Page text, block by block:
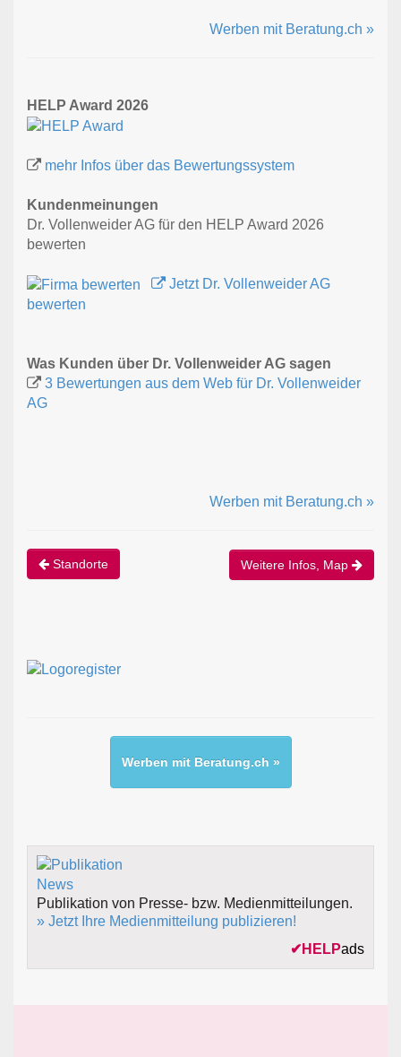
Werben mit Beratung.ch »
HELP Award 2026
mehr Infos über das Bewertungssystem
Kundenmeinungen
Dr. Vollenweider AG für den HELP Award 2026
bewerten
Jetzt Dr. Vollenweider AG
bewerten
Was Kunden über Dr. Vollenweider AG sagen
3 Bewertungen aus dem Web für Dr. Vollenweider
AG
Werben mit Beratung.ch »
Standorte Weitere Infos, Map
Werben mit Beratung.ch »
Publikation von Presse- bzw. Medienmitteilungen.
» Jetzt Ihre Medienmitteilung publizieren!
✔ HELPads